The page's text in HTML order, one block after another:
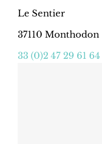
Le Sentier
37110 Monthodon
33 (0)2 47 29 61 64